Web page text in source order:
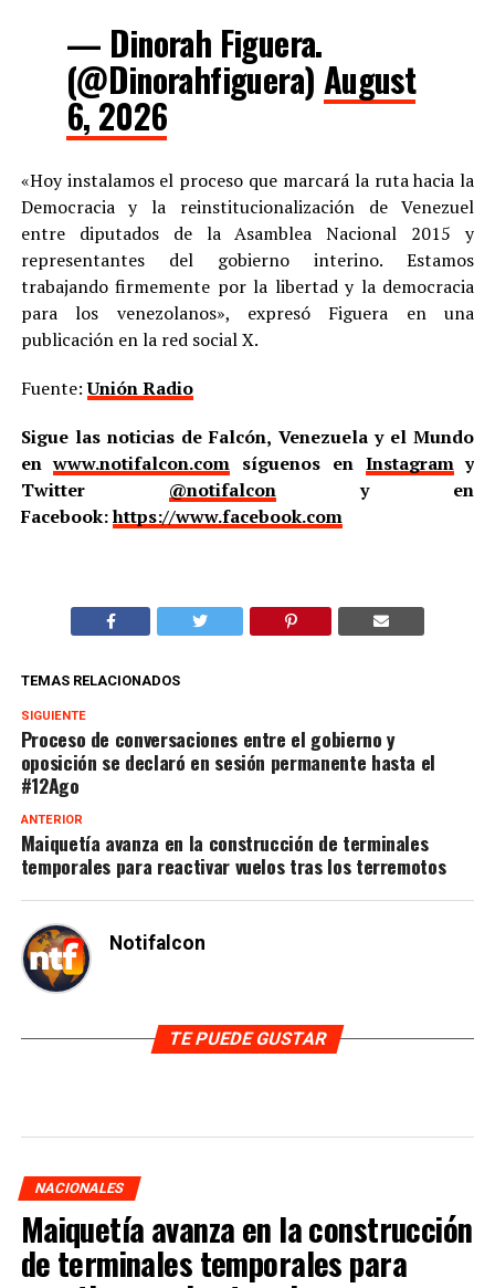
— Dinorah Figuera.
(@Dinorahfiguera) August
6, 2026
«Hoy instalamos el proceso que marcará la ruta hacia la
Democracia y la reinstitucionalización de Venezuel
entre diputados de la Asamblea Nacional 2015 y
representantes del gobierno interino. Estamos
trabajando firmemente por la libertad y la democracia
para los venezolanos», expresó Figuera en una
publicación en la red social X.
Fuente:Unión Radio
Sigue las noticias de Falcón, Venezuela y el Mundo
enwww.notifalcon.com síguenos en Instagramy
Twitter @notifalcony en
Facebook:https://www.facebook.com
TEMAS RELACIONADOS
SIGUIENTE
Proceso de conversaciones entre el gobierno y
oposición se declaró en sesión permanente hasta el
#12Ago
ANTERIOR
Maiquetía avanza en la construcción de terminales
temporales para reactivar vuelos tras los terremotos
Notifalcon
TE PUEDE GUSTAR
NACIONALES
Maiquetía avanza en la construcción
de terminales temporales para